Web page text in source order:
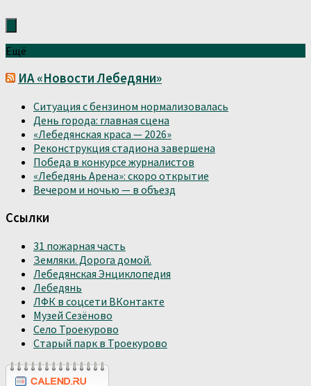
Ещё
ИА «Новости Лебедяни»
Ситуация с бензином нормализовалась
День города: главная сцена
«Лебедянская краса — 2026»
Реконструкция стадиона завершена
Победа в конкурсе журналистов
«Лебедянь Арена»: скоро открытие
Вечером и ночью — в объезд
Ссылки
31 пожарная часть
Земляки. Дорога домой.
Лебедянская Энциклопедия
Лебедянь
ЛФК в соцсети ВКонтакте
Музей Сезёново
Село Троекурово
Старый парк в Троекурово